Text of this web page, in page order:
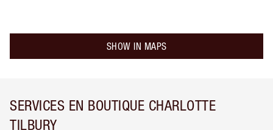
SHOW IN MAPS
SERVICES EN BOUTIQUE CHARLOTTE
TILBURY